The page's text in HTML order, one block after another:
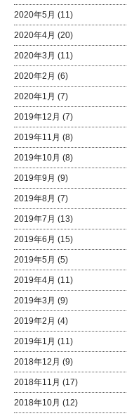
2020年5月 (11)
2020年4月 (20)
2020年3月 (11)
2020年2月 (6)
2020年1月 (7)
2019年12月 (7)
2019年11月 (8)
2019年10月 (8)
2019年9月 (9)
2019年8月 (7)
2019年7月 (13)
2019年6月 (15)
2019年5月 (5)
2019年4月 (11)
2019年3月 (9)
2019年2月 (4)
2019年1月 (11)
2018年12月 (9)
2018年11月 (17)
2018年10月 (12)